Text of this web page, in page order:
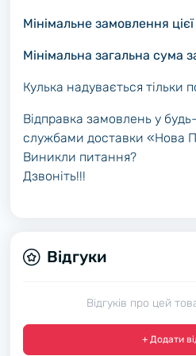
Мінімальне замовлення
Мінімальна загальна сума
Кулька надувається тільки
Відправка замовлень у
службами доставки «Нова
Виникли питання?
Дзвоніть!!!
Відгуки
Відгуків про цей
+ Додати